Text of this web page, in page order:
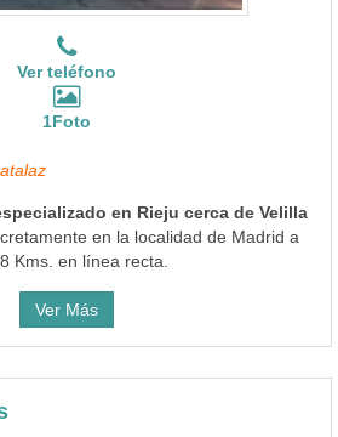
Ver teléfono
1Foto
en Rieju cerca de Velilla
en la localidad de Madrid a
Kms. en línea recta.
Ver Más